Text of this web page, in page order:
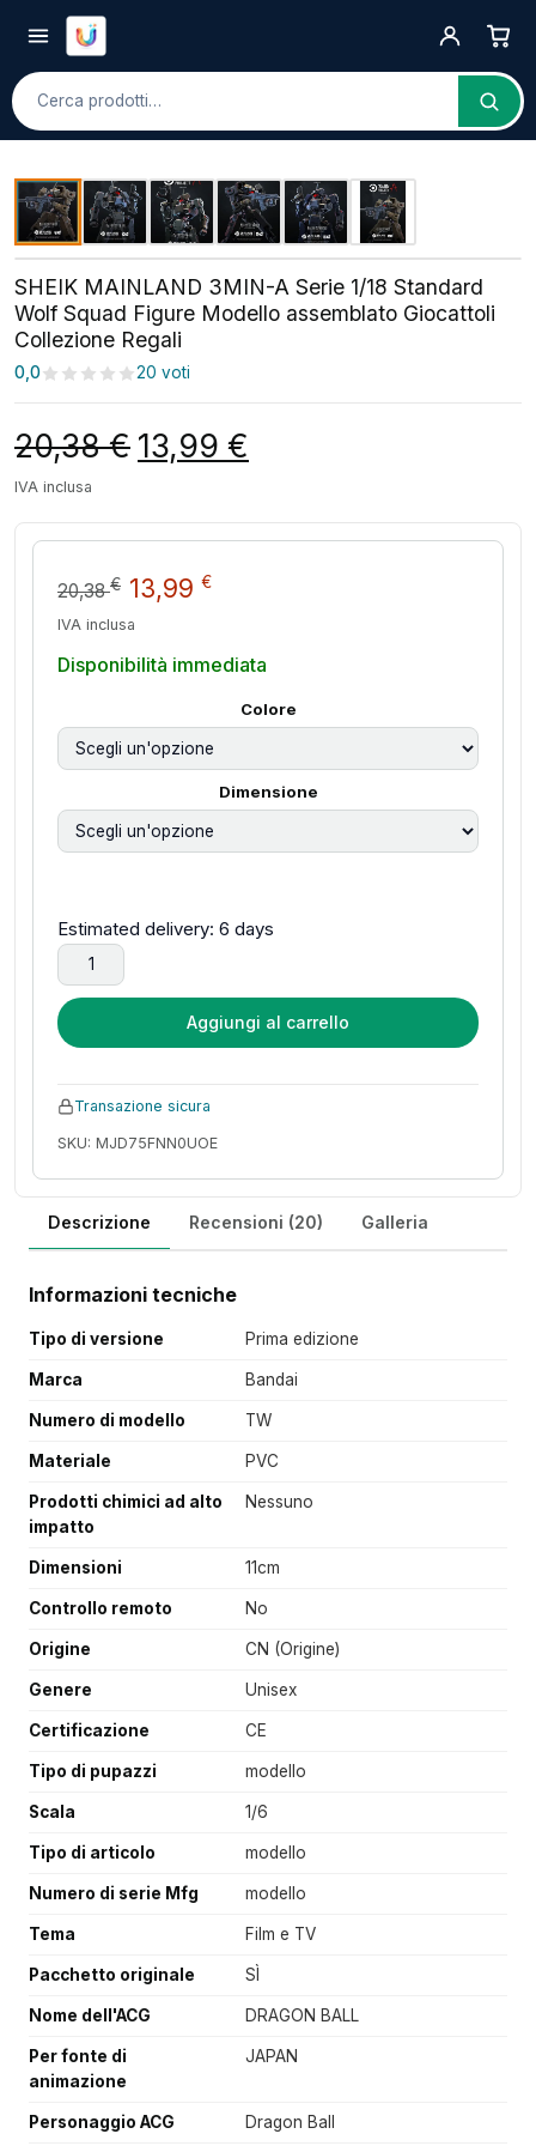
Cerca
SHEIK MAINLAND 3MIN-A Serie 1/18 Standard
Wolf Squad Figure Modello assemblato Giocattoli
Collezione Regali
0,0 20 voti
20,38€ Il prezzo originale era: 20,38 €.
13,99 €
IVA inclusa
20,38€ Il prezzo originale era: 20,38
13,99 €Il prezzo attuale è:
IVA inclusa
Disponibilità immediata
Colore
Dimensione
Estimated delivery: 6 days
SHEIK MAINLAND 3MIN-A Serie 1/18 Standard Wolf
Aggiungi al carrello
Transazione sicura
SKU: MJD75FNN0UOE
Descrizione Recensioni (20) Galleria
Informazioni tecniche
Tipo di versione Prima edizione
Marca Bandai
Numero di modello TW
Materiale PVC
Prodotti chimici ad alto
impatto
Nessuno
Dimensioni 11cm
Controllo remoto No
Origine CN (Origine)
Genere Unisex
Certificazione CE
Tipo di pupazzi modello
Scala 1/6
Tipo di articolo modello
Numero di serie Mfg modello
Tema Film e TV
Pacchetto originale SÌ
Nome dell'ACG DRAGON BALL
Per fonte di
animazione
JAPAN
Personaggio ACG Dragon Ball